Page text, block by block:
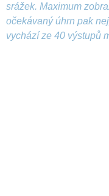
srážek. Maximum
očekávaný úhrn pak
vychází ze 40 výstupů